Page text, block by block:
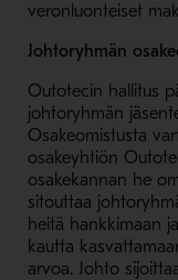
veronluonteiset
Johtoryhmän
Outotecin hallitus
johtoryhmän
Osakeomistusta
osakeyhtiön
osakekannan he
sitouttaa
heitä hankkimaan
kautta
arvoa. Johto